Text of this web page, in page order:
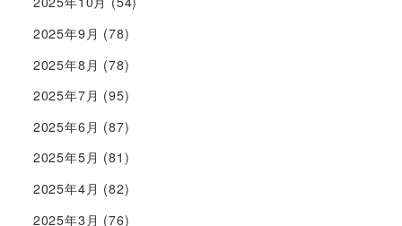
2025年9月 (78)
2025年8月 (78)
2025年7月 (95)
2025年6月 (87)
2025年5月 (81)
2025年4月 (82)
2025年3月 (76)